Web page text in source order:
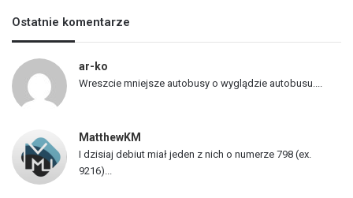
t
a
o
j
w
Ostatnie komentarze
ar-ko
Wreszcie mniejsze autobusy o wyglądzie autobusu....
MatthewKM
I dzisiaj debiut miał jeden z nich o numerze 798 (ex.
9216)...